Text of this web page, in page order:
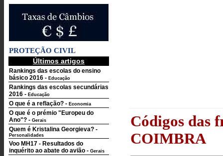
PROTEÇÃO CIVIL
Últimos artigos
Rankings das escolas do ensino
básico 2016 - Educação
Rankings das escolas secundárias
2016 - Educação
O que é a reflação? - Economia
O que é o prémio "Europeu do
Ano"? - Gerais
Quem é Kristalina Georgieva? -
Personalidades
Voo MH17 - Resultados do
inquérito ao abate do avião - Gerais
Códigos das
COIMBRA